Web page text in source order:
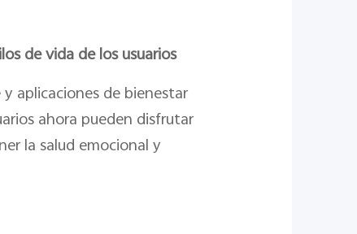
de vida de los usuarios
aplicaciones de bienestar
ahora pueden disfrutar
la salud emocional y